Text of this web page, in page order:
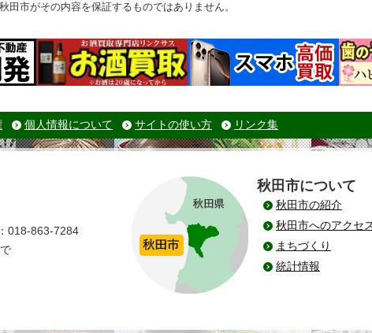
市がその内容を保証するものではありません。
個人情報について サイトの使い方 リンク集
018-863-7284
秋田市について
秋田市の紹介
秋田市へのアクセ
まちづくり
統計情報